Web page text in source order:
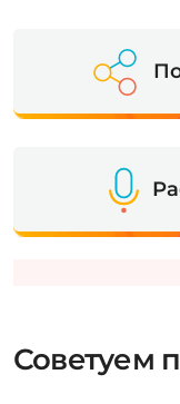
Советуем